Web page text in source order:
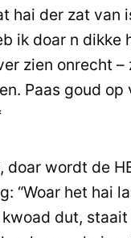
hai der zat van
ik doar n dikke
zien onrecht –
Paas goud op
doar wordt de
“Woar het hai
dut, staait